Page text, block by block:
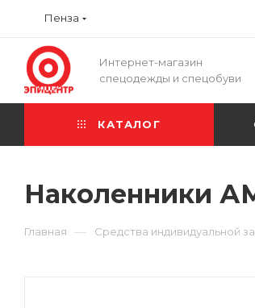
Пенза
Интернет-магазин
спецодежды и спецобуви
КАТАЛОГ
Наколенники
Главная — Средства индивидуальной